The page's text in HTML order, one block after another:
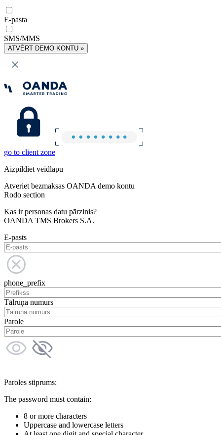
E-pasta
SMS/MMS
ATVĒRT DEMO KONTU »
go to client zone
Aizpildiet veidlapu
Atveriet bezmaksas OANDA demo kontu
Rodo section
Kas ir personas datu pārzinis?
OANDA TMS Brokers S.A.
E-pasts
phone_prefix
Tālruņa numurs
Parole
Paroles stiprums:
The password must contain:
8 or more characters
Uppercase and lowercase letters